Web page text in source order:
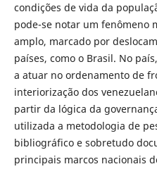
condições de vida da
pode-se notar um fenômeno
amplo, marcado por
países, como o Brasil. No
a atuar no ordenamento de
interiorização dos
partir da lógica da
utilizada a metodologia de
bibliográfico e sobretudo
principais marcos nacionais